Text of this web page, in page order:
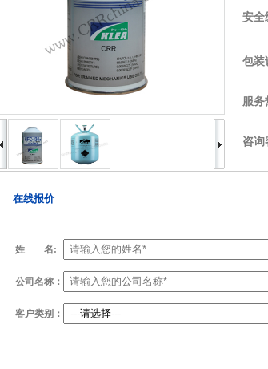
安全
包装
服务
咨询
在线报价
姓 名:
公司名称：
客户类别：